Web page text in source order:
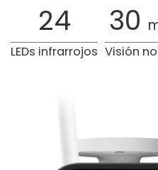
24
LEDs infrarrojos
30
Visión